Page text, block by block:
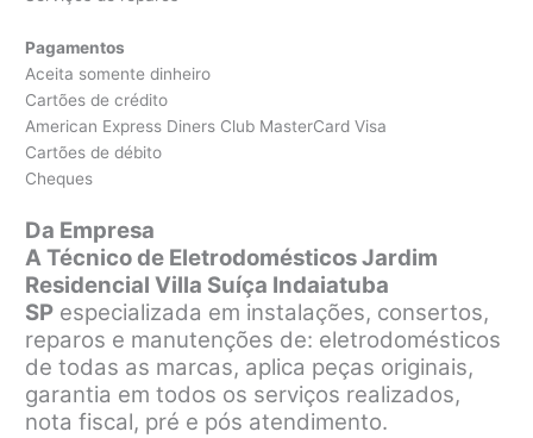
Pagamentos
Aceita somente dinheiro
Cartões de crédito
American Express Diners Club MasterCard Visa
Cartões de débito
Cheques
Da Empresa
A Técnico de Eletrodomésticos Jardim
Residencial Villa Suíça Indaiatuba
SP especializada em instalações, consertos,
reparos e manutenções de: eletrodomésticos
de todas as marcas, aplica peças originais,
garantia em todos os serviços realizados,
nota fiscal, pré e pós atendimento.